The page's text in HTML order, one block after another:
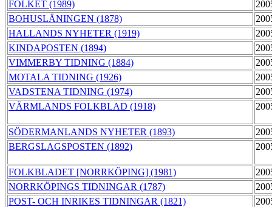
FOLKET (1989)
BOHUSLÄNINGEN (1878)
HALLANDS NYHETER (1919)
KINDAPOSTEN (1894)
VIMMERBY TIDNING (1884)
MOTALA TIDNING (1926)
VADSTENA TIDNING (1974)
VÄRMLANDS FOLKBLAD (1918)
SÖDERMANLANDS NYHETER (1893)
BERGSLAGSPOSTEN (1892)
FOLKBLADET [NORRKÖPING] (1981)
NORRKÖPINGS TIDNINGAR (1787)
POST- OCH INRIKES TIDNINGAR (1821)